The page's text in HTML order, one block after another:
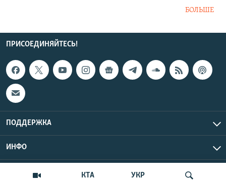
КТА УКР
БОЛЬШЕ
ПРИСОЕДИНЯЙТЕСЬ!
ПОДДЕРЖКА
ИНФО
Copyright Крым.Реалии, 2026 | Все права защищены.
UTC+3